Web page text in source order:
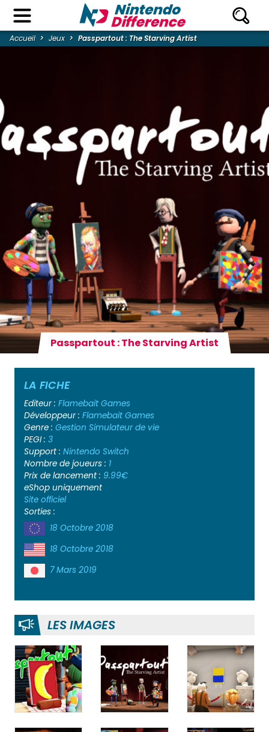
Accueil Jeux Passpartout : The Starving Artist
Passpartout : The Starving Artist
LA FICHE
Editeur : Flamebait Games
Développeur : Flamebait Games
Genre : Gestion Simulateur de vie
PEGI : 3
Support : Nintendo Switch
Nombre de joueurs : 1
Prix de lancement : 9.99€
eShop uniquement
Site officiel
Sorties :
18 Octobre 2018
18 Octobre 2018
7 Mars 2019
LES IMAGES